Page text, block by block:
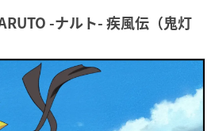
-ナルト- 疾風伝（鬼灯